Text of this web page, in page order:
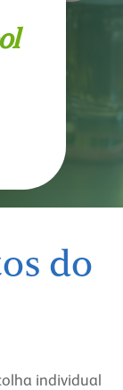
do
individual